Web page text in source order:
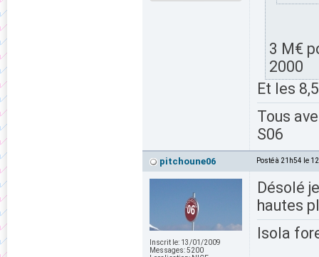
3 M€
2000
Et les
Tous
S06
pitchoune06 Posté à 21h54 le
Inscrit le: 13/01/2009
Messages:5200
Désolé
hautes
Isola